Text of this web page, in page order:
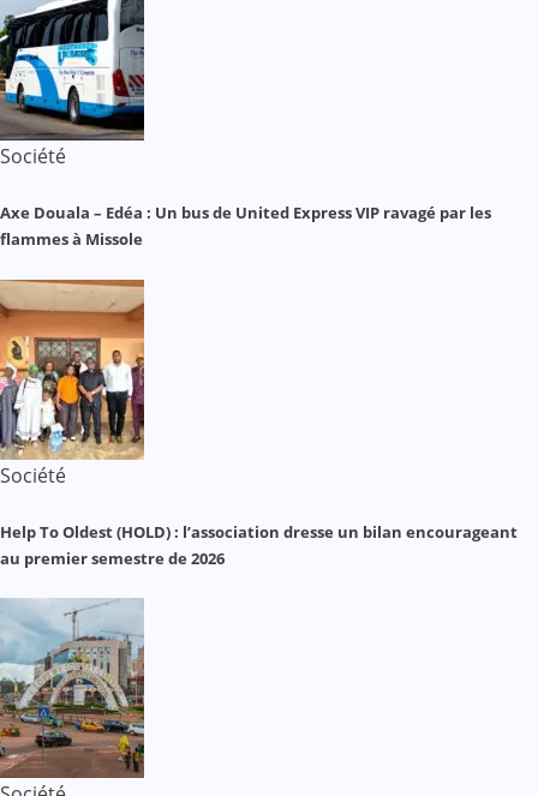
Société
Axe Douala – Edéa : Un bus de United Express VIP ravagé par les
flammes à Missole
Société
Help To Oldest (HOLD) : l’association dresse un bilan encourageant
au premier semestre de 2026